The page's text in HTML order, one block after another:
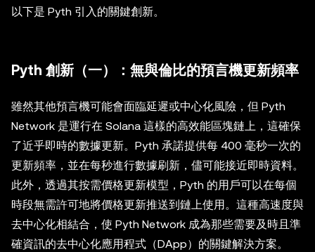
以下是 Pyth 引入的關鍵創新。
Pyth 創新（一）：無與倫比的預言機更新頻率
雖然其他預言機可能會面臨延遲或中心化風險，但 Pyth
Network 是運行在 Solana 這樣的高效能區塊鏈上，這確保
了近乎即時的數據更新。Pyth 承諾提供每 400 毫秒一次的
更新頻率，並在每秒進行數據刷新，儘可能接近即時資料。
此外，透過其按需價格更新模型，Pyth 的用戶可以在每個
時段無需許可地將價格更新推送到鏈上使用。這種高速度與
去中心化相結合，使 Pyth Network 成為那些需要及時且準
確資訊的去中心化應用程式（DApp）的關鍵解決方案。